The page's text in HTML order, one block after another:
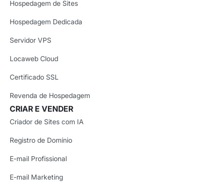
Hospedagem de Sites
Hospedagem Dedicada
Servidor VPS
Locaweb Cloud
Certificado SSL
Revenda de Hospedagem
CRIAR E VENDER
Criador de Sites com IA
Registro de Domínio
E-mail Profissional
E-mail Marketing